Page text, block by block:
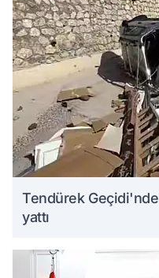
Tendürek
yattı